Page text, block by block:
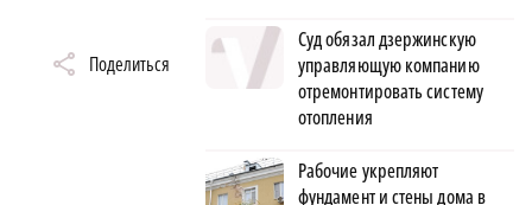
Поделиться
Суд обязал дзержинскую
управляющую компанию
отремонтировать систему
отопления
Рабочие укрепляют
фундамент и стены дома в